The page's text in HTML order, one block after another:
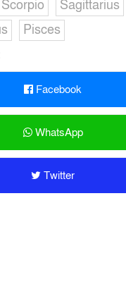
Scorpio Sagittarius
Pisces
Facebook
WhatsApp
Twitter